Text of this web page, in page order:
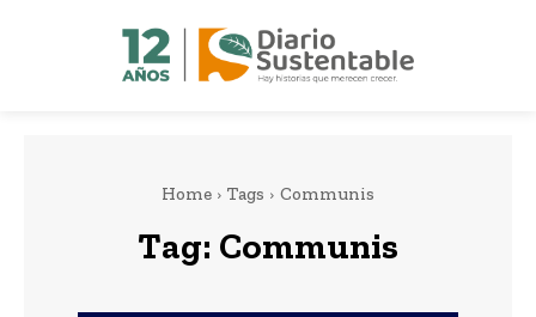
Home Tags Communis
Tag: Communis